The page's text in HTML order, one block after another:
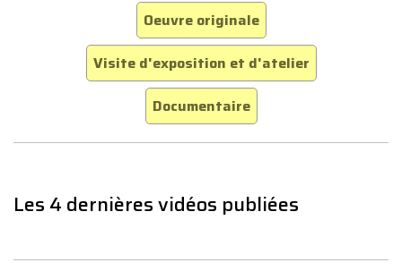
Oeuvre originale
Visite d'exposition et d'atelier
Documentaire
Les 4 dernières vidéos publiées